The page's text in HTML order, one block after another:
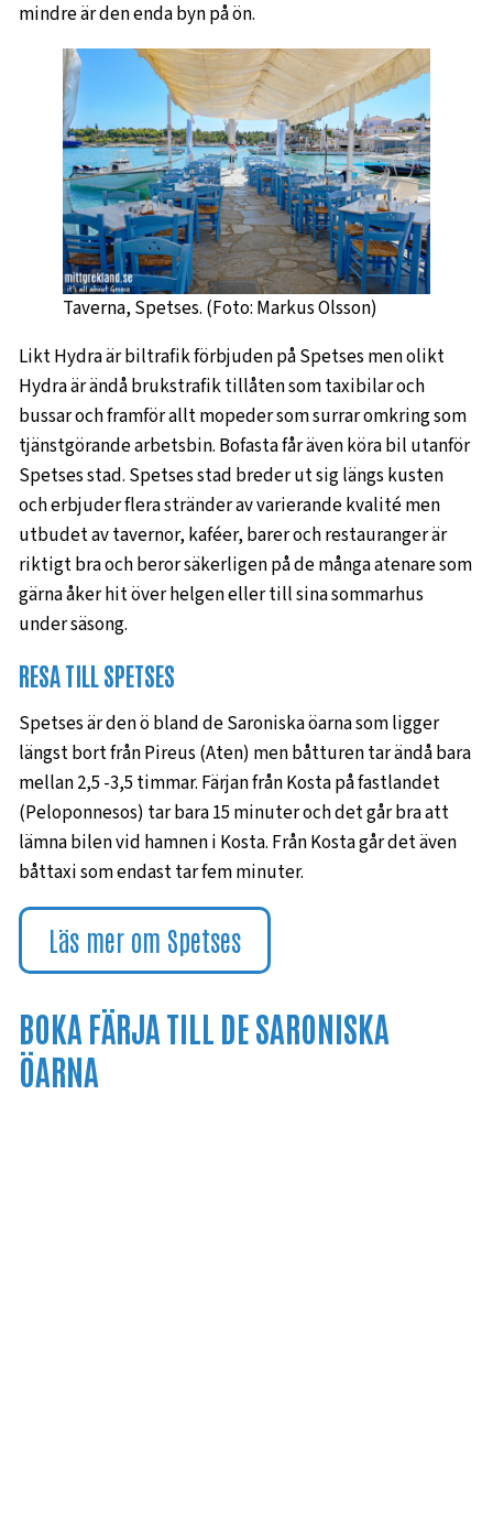
mindre är den enda byn på ön.
Taverna, Spetses. (Foto: Markus Olsson)
Likt Hydra är biltrafik förbjuden på Spetses men olikt
Hydra är ändå brukstrafik tillåten som taxibilar och
bussar och framför allt mopeder som surrar omkring som
tjänstgörande arbetsbin. Bofasta får även köra bil utanför
Spetses stad. Spetses stad breder ut sig längs kusten
och erbjuder flera stränder av varierande kvalité men
utbudet av tavernor, kaféer, barer och restauranger är
riktigt bra och beror säkerligen på de många atenare som
gärna åker hit över helgen eller till sina sommarhus
under säsong.
RESA TILL SPETSES
Spetses är den ö bland de Saroniska öarna som ligger
längst bort från Pireus (Aten) men båtturen tar ändå bara
mellan 2,5 -3,5 timmar. Färjan från Kosta på fastlandet
(Peloponnesos) tar bara 15 minuter och det går bra att
lämna bilen vid hamnen i Kosta. Från Kosta går det även
båttaxi som endast tar fem minuter.
Läs mer om Spetses
BOKA FÄRJA TILL DE SARONISKA
ÖARNA